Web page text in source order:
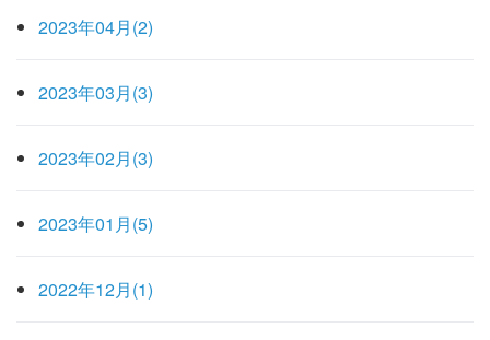
2023年04月(2)
2023年03月(3)
2023年02月(3)
2023年01月(5)
2022年12月(1)